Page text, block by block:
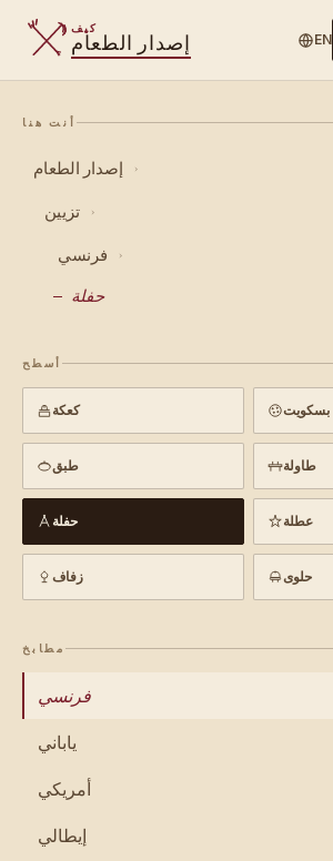
كيف
إصدار الطعام EN
أنت هنا
إصدار الطعام ›
تزيين ›
فرنسي ›
حفلة
أسطح
كعكة بسكويت
طبق طاولة
حفلة عطلة
زفاف حلوى
مطابخ
فرنسي
ياباني
أمريكي
إيطالي